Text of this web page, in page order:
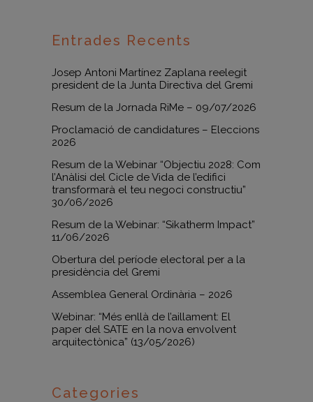
Entrades Recents
Josep Antoni Martínez Zaplana reelegit
president de la Junta Directiva del Gremi
Resum de la Jornada RiMe – 09/07/2026
Proclamació de candidatures – Eleccions
2026
Resum de la Webinar “Objectiu 2028: Com
l’Anàlisi del Cicle de Vida de l’edifici
transformarà el teu negoci constructiu”
30/06/2026
Resum de la Webinar: “Sikatherm Impact”
11/06/2026
Obertura del període electoral per a la
presidència del Gremi
Assemblea General Ordinària – 2026
Webinar: “Més enllà de l’aillament: El
paper del SATE en la nova envolvent
arquitectònica” (13/05/2026)
Categories